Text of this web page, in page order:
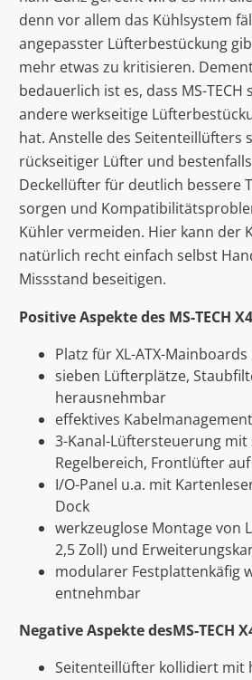
denn vor allem das Kühlsystem
angepasster Lüfterbestückung
mehr etwas zu kritisieren.
bedauerlich ist es, dass MS-
andere werkseitige
hat. Anstelle des Seitenteillüfters
rückseitiger Lüfter und
Deckellüfter für deutlich bessere
sorgen und
Kühler vermeiden. Hier kann der
natürlich recht einfach selbst
Missstand beseitigen.
Positive Aspekte des MS-TECH
Platz für XL-ATX-Mainboards
sieben Lüfterplätze,
herausnehmbar
effektives Kabelmanagement
3-Kanal-Lüftersteuerung mit
Regelbereich, Frontlüfter
I/O-Panel u.a. mit
Dock
werkzeuglose Montage von
2,5 Zoll) und
modularer Festplattenkäfig
entnehmbar
Negative Aspekte desMS-TECH
Seitenteillüfter kollidiert mit